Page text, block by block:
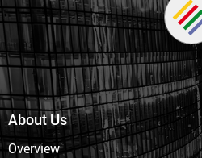
About Us
Overview